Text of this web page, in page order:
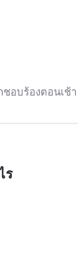
ชอบร้องตอนเช้า
ร